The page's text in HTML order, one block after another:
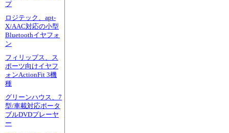
プ
ロジテック、apt-
X/AAC対応の小型
Bluetoothイヤフォ
ン
フィリップス、ス
ポーツ向けイヤフ
ォンActionFit 3機
種
グリーンハウス、7
型/車載対応ポータ
ブルDVDプレーヤ
ー